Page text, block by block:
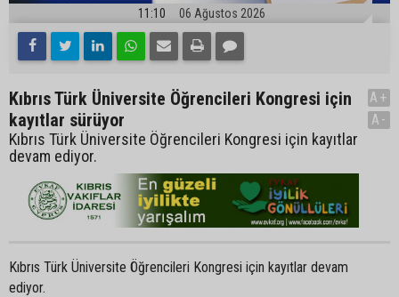
11:10 06 Ağustos 2026
Kıbrıs Türk Üniversite Öğrencileri Kongresi için
kayıtlar sürüyor
Kıbrıs Türk Üniversite Öğrencileri Kongresi için kayıtlar
devam ediyor.
A+
A-
Kıbrıs Türk Üniversite Öğrencileri Kongresi için kayıtlar devam
ediyor.